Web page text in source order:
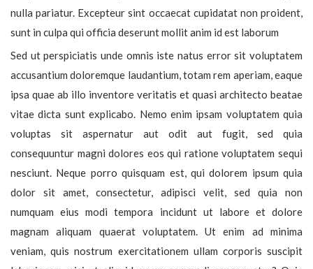
nulla pariatur. Excepteur sint occaecat cupidatat non proident,
sunt in culpa qui officia deserunt mollit anim id est laborum
Sed ut perspiciatis unde omnis iste natus error sit voluptatem
accusantium doloremque laudantium, totam rem aperiam, eaque
ipsa quae ab illo inventore veritatis et quasi architecto beatae
vitae dicta sunt explicabo. Nemo enim ipsam voluptatem quia
voluptas sit aspernatur aut odit aut fugit, sed quia
consequuntur magni dolores eos qui ratione voluptatem sequi
nesciunt. Neque porro quisquam est, qui dolorem ipsum quia
dolor sit amet, consectetur, adipisci velit, sed quia non
numquam eius modi tempora incidunt ut labore et dolore
magnam aliquam quaerat voluptatem. Ut enim ad minima
veniam, quis nostrum exercitationem ullam corporis suscipit